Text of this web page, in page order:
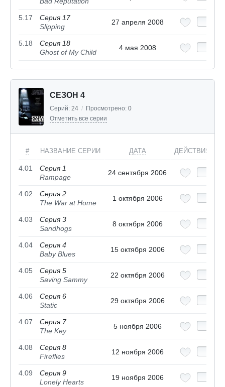
5.17
Серия 17
Slipping
27 апреля 2008
5.18
Серия 18
Ghost of My Child
4 мая 2008
СЕЗОН 4
Серий: 24 / Просмотрено: 0
Отметить все серии
# НАЗВАНИЕ СЕРИИ ДАТА ДЕЙСТВИЯ
4.01
Серия 1
Rampage
24 сентября 2006
4.02
Серия 2
The War at Home
1 октября 2006
4.03
Серия 3
Sandhogs
8 октября 2006
4.04
Серия 4
Baby Blues
15 октября 2006
4.05
Серия 5
Saving Sammy
22 октября 2006
4.06
Серия 6
Static
29 октября 2006
4.07
Серия 7
The Key
5 ноября 2006
4.08
Серия 8
Fireflies
12 ноября 2006
4.09
Серия 9
Lonely Hearts
19 ноября 2006